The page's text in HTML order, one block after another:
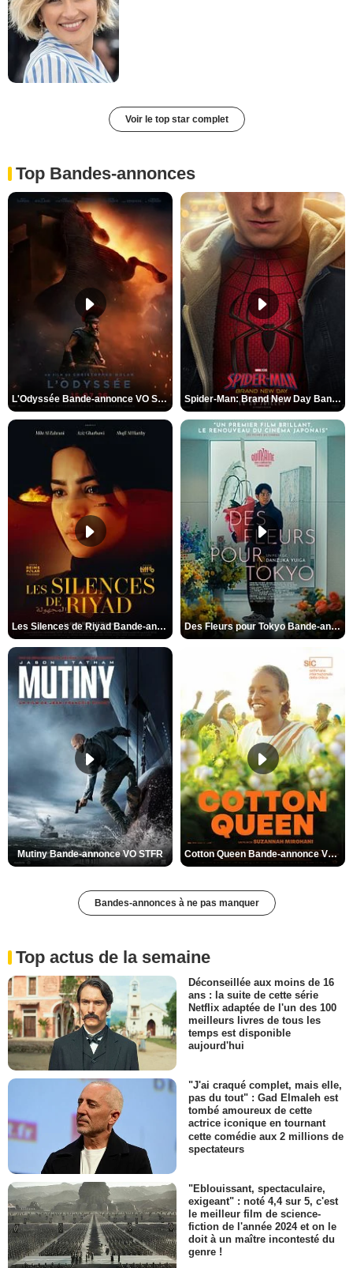
Voir le top star complet
Top Bandes-annonces
L'Odyssée Bande-annonce VO STFR Spider-Man: Brand New Day Bande-annonce VO STFR
Les Silences de Riyad Bande-annonce VO STFR Des Fleurs pour Tokyo Bande-annonce VO STFR
Mutiny Bande-annonce VO STFR Cotton Queen Bande-annonce VO STFR
Bandes-annonces à ne pas manquer
Top actus de la semaine
Déconseillée aux moins de 16
ans : la suite de cette série
Netflix adaptée de l'un des 100
meilleurs livres de tous les
temps est disponible
aujourd'hui
"J'ai craqué complet, mais elle,
pas du tout" : Gad Elmaleh est
tombé amoureux de cette
actrice iconique en tournant
cette comédie aux 2 millions de
spectateurs
"Eblouissant, spectaculaire,
exigeant" : noté 4,4 sur 5, c'est
le meilleur film de science-
fiction de l'année 2024 et on le
doit à un maître incontesté du
genre !